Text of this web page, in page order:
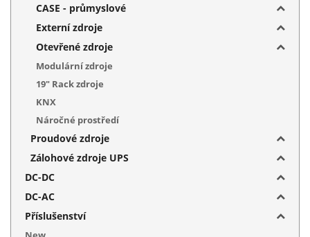
CASE - průmyslové
Externí zdroje
Otevřené zdroje
Modulární zdroje
19" Rack zdroje
KNX
Náročné prostředí
Proudové zdroje
Zálohové zdroje UPS
DC-DC
DC-AC
Příslušenství